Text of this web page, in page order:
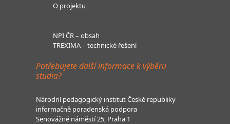
O projektu
NPI ČR – obsah
TREXIMA – technické řešení
Potřebujete další informace k výběru
studia?
Národní pedagogický institut České republiky
informačně poradenská podpora
Senovážné náměstí 25, Praha 1